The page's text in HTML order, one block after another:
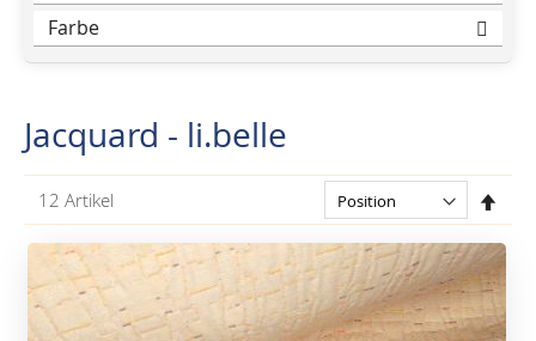
Jacquard - li.belle
12 Artikel
Farbe